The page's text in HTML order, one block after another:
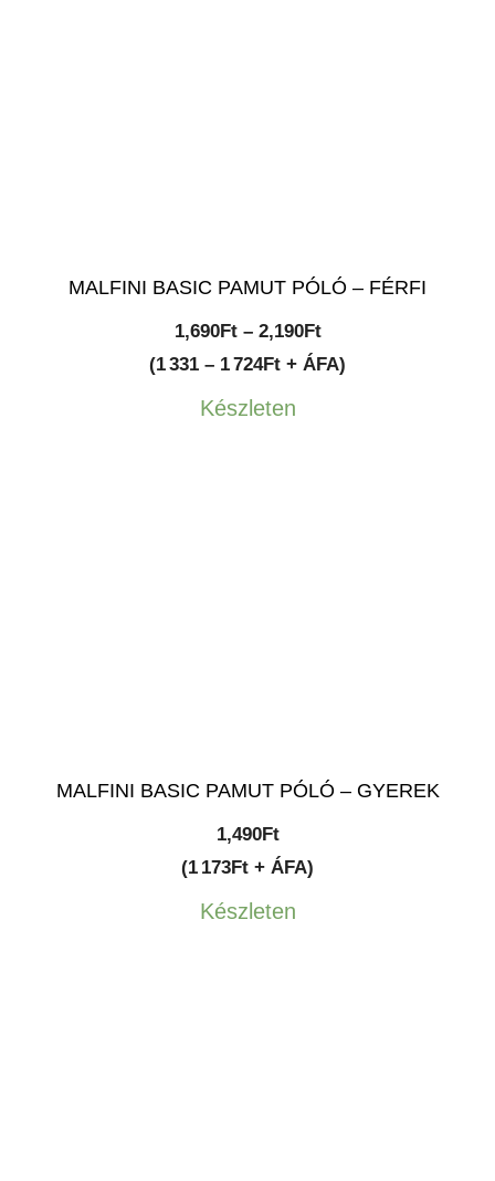
MALFINI BASIC PAMUT PÓLÓ – FÉRFI
1,690Ft – 2,190FtÁrtartomány:
1,690Ft
(1 331 – 1 724Ft + ÁFA)
Készleten
MALFINI BASIC PAMUT PÓLÓ – GYEREK
1,490Ft
(1 173Ft + ÁFA)
Készleten